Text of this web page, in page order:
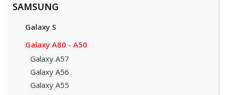
SAMSUNG
Galaxy S
Galaxy A80 - A50
Galaxy A57
Galaxy A56
Galaxy A55